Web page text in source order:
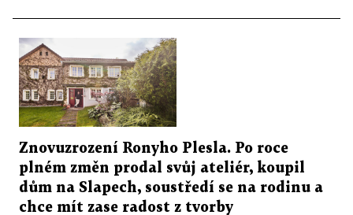
Znovuzrození Ronyho Plesla. Po roce
plném změn prodal svůj ateliér, koupil
dům na Slapech, soustředí se na rodinu a
chce mít zase radost z tvorby